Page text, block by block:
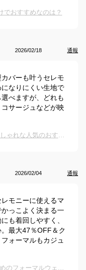
でおすすめなのは？
2026/02/18 通報
バーも叶うセレモ
なりにくい生地で
べますが、どれも
サージュなどが映
40代向け卒業式コーデ！フォーマルでおしゃれな人気のおすすめは？
2026/02/04 通報
モニーに使えるマ
っこよく決まる一
も着回しやすく、
最大47％OFF＆ク
ォーマルもカジュ
ホテルでの送別会の服装｜女性におすすめのフォーマルウェアは？